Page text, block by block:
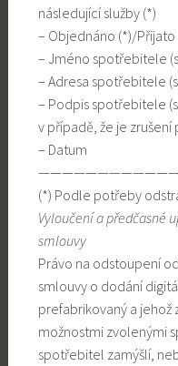
následující služby (*)
– Objednáno (*)/Přijato
– Jméno spotřebitele
– Adresa spotřebitele
– Podpis spotřebitele
v případě, že je
– Datum
(*) Podle potřeby
Vyloučení a předčasné
smlouvy
Právo na odstoupení
smlouvy o dodání
prefabrikovaný a
možnostmi zvolenými
spotřebitel zamýšlí,